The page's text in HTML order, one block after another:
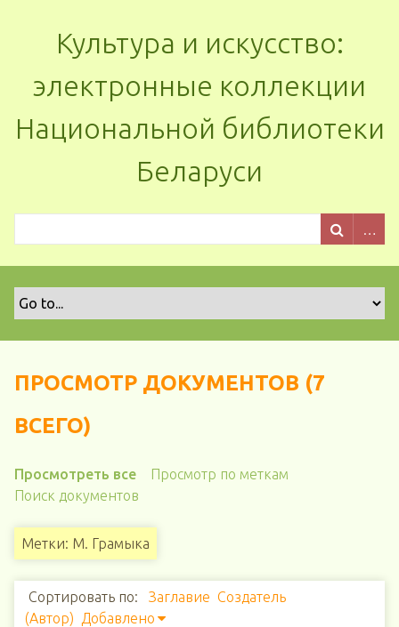
Культура и искусство:
электронные коллекции
Национальной библиотеки
Беларуси
ПРОСМОТР ДОКУМЕНТОВ (7
ВСЕГО)
Просмотреть все
Просмотр по меткам
Поиск документов
Метки: М. Грамыка
Сортировать по: Заглавие Создатель
(Автор)
Добавлено